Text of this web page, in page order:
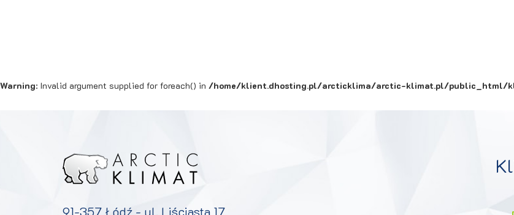
Warning: Invalid argument supplied for foreach() in /home/klient.dhosting.pl/arcticklima/arctic-klimat.pl/public_html/
91-357 Łódź - ul. Liściasta 17